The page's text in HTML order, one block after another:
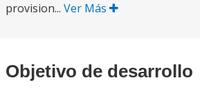
provision... Ver Más
Objetivo de desarrollo